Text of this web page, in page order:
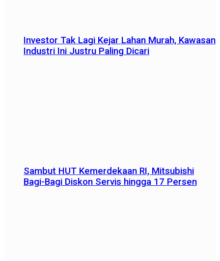
Investor Tak Lagi Kejar Lahan Murah, Kawasan
Industri Ini Justru Paling Dicari
Sambut HUT Kemerdekaan RI, Mitsubishi
Bagi-Bagi Diskon Servis hingga 17 Persen